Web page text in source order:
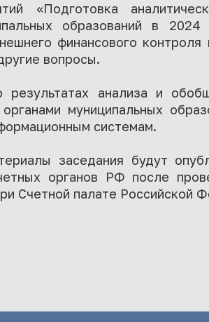
«Подготовка
образований в
финансового контроля
вопросы.
анализа и
муниципальных
системам.
заседания будут
органов РФ после
Счетной палате Российской